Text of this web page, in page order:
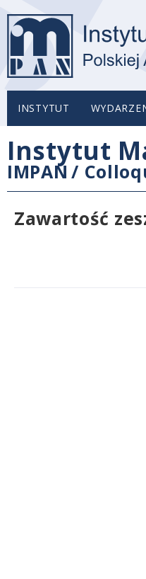
INSTYTUT
Instytut
IMPAN /
Zawartość